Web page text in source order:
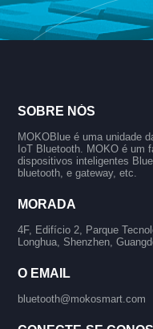
SOBRE NÓS
MOKOBlue é uma unidade
IoT Bluetooth. MOKO é um
dispositivos inteligentes
bluetooth, e gateway, etc.
MORADA
4F, Edifício 2, Parque
Longhua, Shenzhen,
O EMAIL
bluetooth@mokosmart.com